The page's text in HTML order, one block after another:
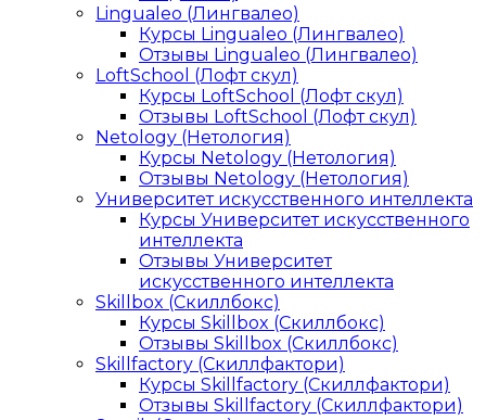
Lingualeo (Лингвалео)
Курсы Lingualeo (Лингвалео)
Отзывы Lingualeo (Лингвалео)
LoftSchool (Лофт скул)
Курсы LoftSchool (Лофт скул)
Отзывы LoftSchool (Лофт скул)
Netology (Нетология)
Курсы Netology (Нетология)
Отзывы Netology (Нетология)
Университет искусственного интеллекта
Курсы Университет искусственного
интеллекта
Отзывы Университет
искусственного интеллекта
Skillbox (Скиллбокс)
Курсы Skillbox (Скиллбокс)
Отзывы Skillbox (Скиллбокс)
Skillfactory (Скиллфактори)
Курсы Skillfactory (Скиллфактори)
Отзывы Skillfactory (Скиллфактори)